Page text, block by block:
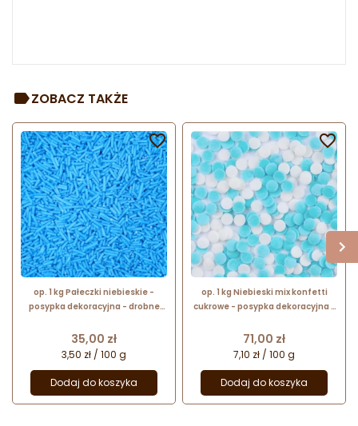
ZOBACZ TAKŻE
op. 1 kg Pałeczki niebieskie -
posypka dekoracyjna - drobne
Cena
35,00 zł
3,50 zł / 100 g
Dodaj do koszyka

op. 1 kg Niebieski mix konfetti
cukrowe - posypka dekoracyjna -
6 mm
Cena
71,00 zł
7,10 zł / 100 g
Dodaj do koszyka
